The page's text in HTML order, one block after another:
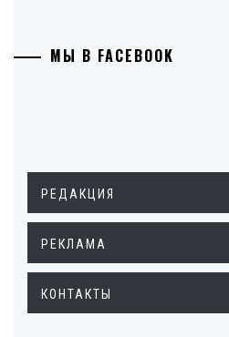
МЫ В FACEBOOK
РЕДАКЦИЯ
РЕКЛАМА
КОНТАКТЫ